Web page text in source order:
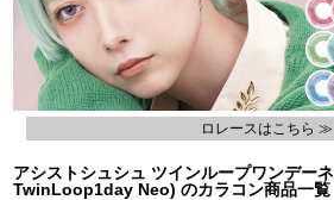
ロレースはこちら ≫
アシストシュシュ ツインループワンデー
TwinLoop1day Neo) のカラコン商品一覧